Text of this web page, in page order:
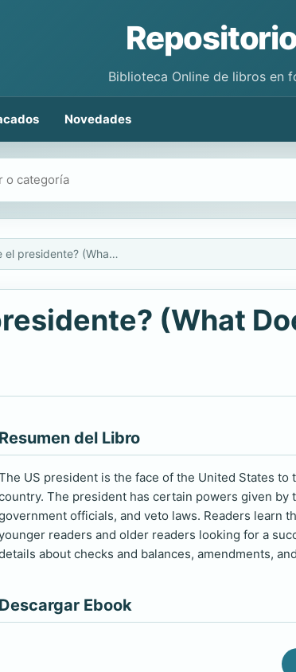
Biblioteca Online de libros en
Novedades
¿Qué hace el presidente? (What Does the President Do?)
(What
Resumen del Libro
US president is the face of the United States
The president has certain powers given
officials, and veto laws. Readers learn
readers and older readers looking for a
about checks and balances, amendments,
Descargar Ebook